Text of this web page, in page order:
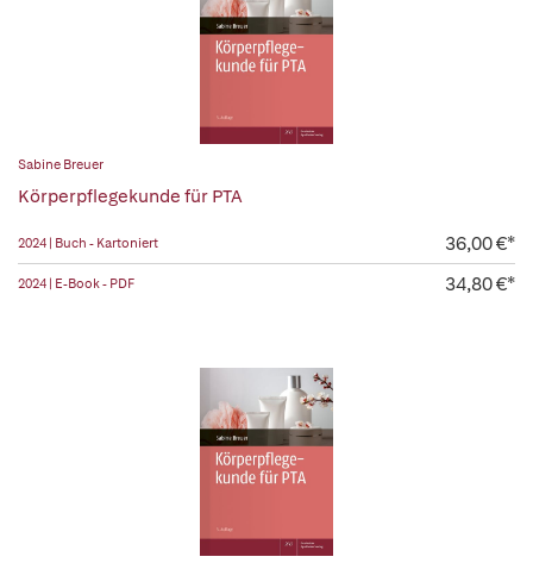
Sabine Breuer
Körperpflegekunde für PTA
2024 | Buch - Kartoniert 36,00 €*
2024 | E-Book - PDF 34,80 €*